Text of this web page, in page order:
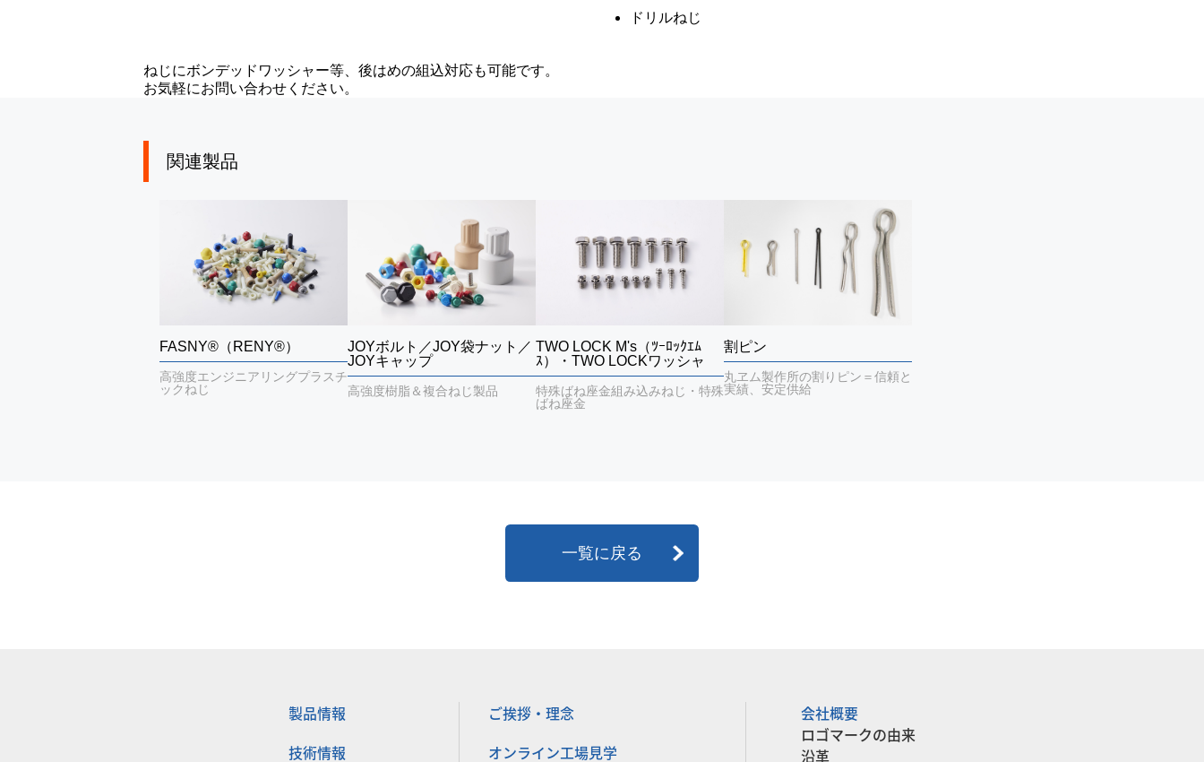
ドリルねじ
ねじにボンデッドワッシャー等、後はめの組込対応も可能です。
お気軽にお問い合わせください。
関連製品
FASNY®（RENY®）
高強度エンジニアリングプラスチ
ックねじ
JOYボルト／JOY袋ナット／
JOYキャップ
高強度樹脂＆複合ねじ製品
TWO LOCK M's（ﾂｰﾛｯｸｴﾑ
ｽ）・TWO LOCKワッシャ
特殊ばね座金組み込みねじ・特殊
ばね座金
割ピン
丸ヱム製作所の割りピン＝信頼と
実績、安定供給
一覧に戻る
製品情報
技術情報
ご挨拶・理念
オンライン工場見学
会社概要
ロゴマークの由来
沿革